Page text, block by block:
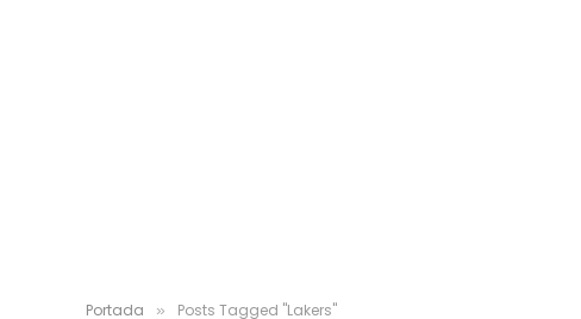
Portada » Posts Tagged "Lakers"